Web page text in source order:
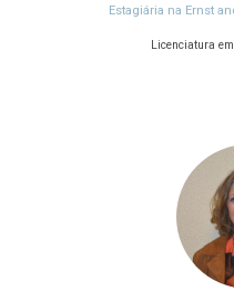
Estagiária na Ernst
Licenciatura